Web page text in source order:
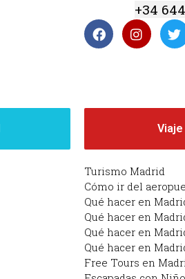
+34
Viaje
Turismo Madrid
Cómo ir del
Qué hacer en
Qué hacer en
Qué hacer en
Qué hacer en
Free Tours en